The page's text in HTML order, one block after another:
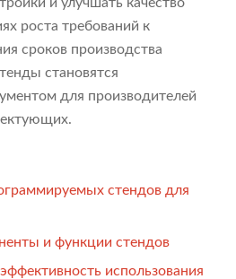
роста требований к
сроков производства
становятся
для производителей
стендов для
и функции стендов
использования